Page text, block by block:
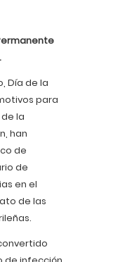
Día de la
para
la
han
de
de
en el
de las